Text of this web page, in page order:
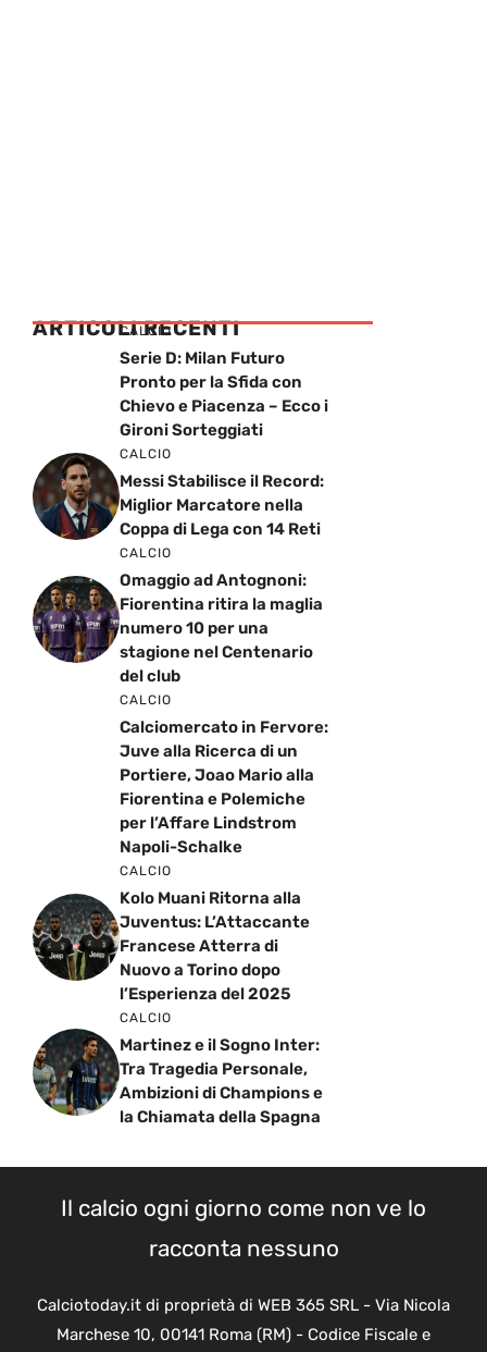
ARTICOLI RECENTI
CALCIO
Serie D: Milan Futuro
Pronto per la Sfida con
Chievo e Piacenza – Ecco i
Gironi Sorteggiati
CALCIO
Messi Stabilisce il Record:
Miglior Marcatore nella
Coppa di Lega con 14 Reti
CALCIO
Omaggio ad Antognoni:
Fiorentina ritira la maglia
numero 10 per una
stagione nel Centenario
del club
CALCIO
Calciomercato in Fervore:
Juve alla Ricerca di un
Portiere, Joao Mario alla
Fiorentina e Polemiche
per l’Affare Lindstrom
Napoli-Schalke
CALCIO
Kolo Muani Ritorna alla
Juventus: L’Attaccante
Francese Atterra di
Nuovo a Torino dopo
l’Esperienza del 2025
CALCIO
Martinez e il Sogno Inter:
Tra Tragedia Personale,
Ambizioni di Champions e
la Chiamata della Spagna
Il calcio ogni giorno come non ve lo
racconta nessuno
Calciotoday.it di proprietà di WEB 365 SRL - Via Nicola
Marchese 10, 00141 Roma (RM) - Codice Fiscale e